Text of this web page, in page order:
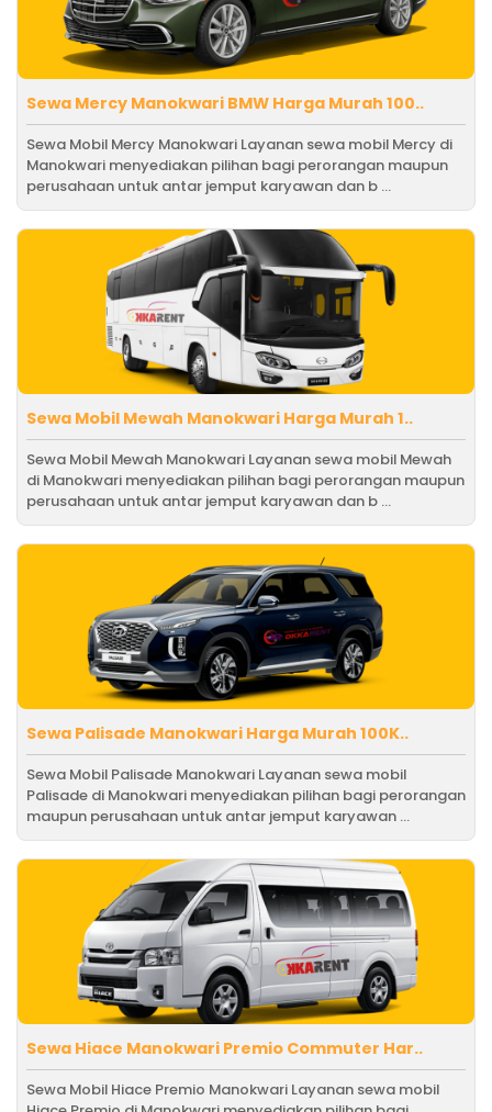
Sewa Mercy Manokwari BMW Harga Murah 100..
Sewa Mobil Mercy Manokwari Layanan sewa mobil Mercy di
Manokwari menyediakan pilihan bagi perorangan maupun
perusahaan untuk antar jemput karyawan dan b ...
Sewa Mobil Mewah Manokwari Harga Murah 1..
Sewa Mobil Mewah Manokwari Layanan sewa mobil Mewah
di Manokwari menyediakan pilihan bagi perorangan maupun
perusahaan untuk antar jemput karyawan dan b ...
Sewa Palisade Manokwari Harga Murah 100K..
Sewa Mobil Palisade Manokwari Layanan sewa mobil
Palisade di Manokwari menyediakan pilihan bagi perorangan
maupun perusahaan untuk antar jemput karyawan ...
Sewa Hiace Manokwari Premio Commuter Har..
Sewa Mobil Hiace Premio Manokwari Layanan sewa mobil